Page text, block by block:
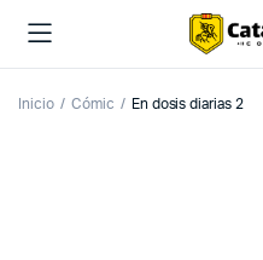
Inicio Cómic En dosis diarias 2